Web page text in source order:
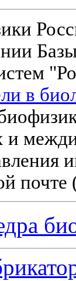
в
и
почте